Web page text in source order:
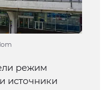
режим
источники